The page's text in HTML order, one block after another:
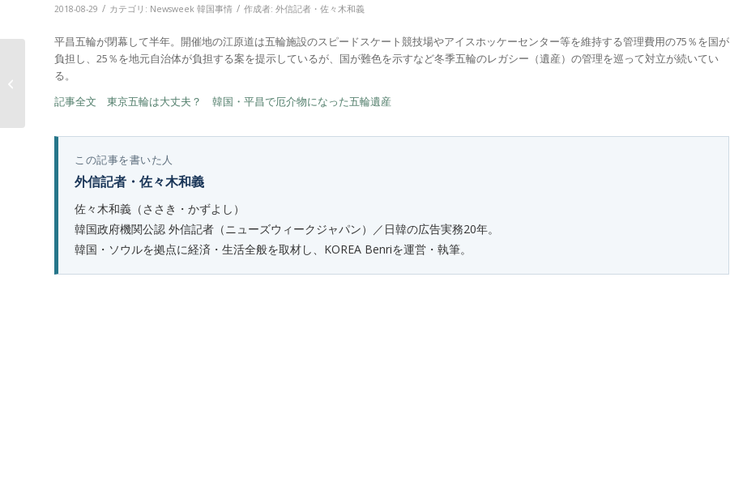
2018-08-29 / カテゴリ: Newsweek 韓国事情 / 作成者: 外信記者・佐々木和義
平昌五輪が閉幕して半年。開催地の江原道は五輪施設のスピードスケート競技場やアイスホッケーセンター等を維持する管理費用の75％を国が
負担し、25％を地元自治体が負担する案を提示しているが、国が難色を示すなど冬季五輪のレガシー（遺産）の管理を巡って対立が続いてい
る。
記事全文 東京五輪は大丈夫？ 韓国・平昌で厄介物になった五輪遺産
この記事を書いた人
外信記者・佐々木和義
佐々木和義（ささき・かずよし）
韓国政府機関公認 外信記者（ニューズウィークジャパン）／日韓の広告実務20年。
韓国・ソウルを拠点に経済・生活全般を取材し、KOREA Benriを運営・執筆。
Newsweek 深刻なホテ
ル不足から、一気に供
給過剰が問題と...